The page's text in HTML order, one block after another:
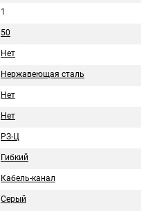
1
50
Нет
Нержавеющая сталь
Нет
Нет
РЗ-Ц
Гибкий
Кабель-канал
Серый